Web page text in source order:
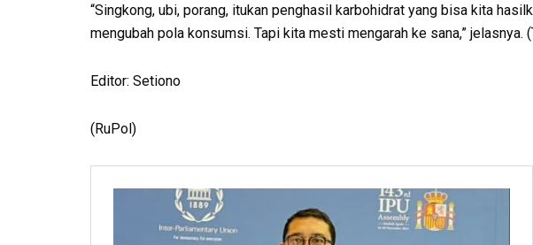
“Singkong, ubi, porang, itukan penghasil karbohidrat yang bisa kita
mengubah pola konsumsi. Tapi kita mesti mengarah ke sana,” jelasnya.
Editor: Setiono
(RuPol)